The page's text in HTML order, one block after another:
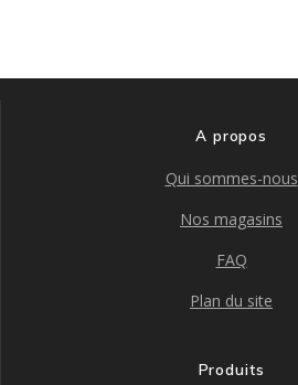
A propos
Qui sommes-nous
Nos magasins
FAQ
Plan du site
Produits